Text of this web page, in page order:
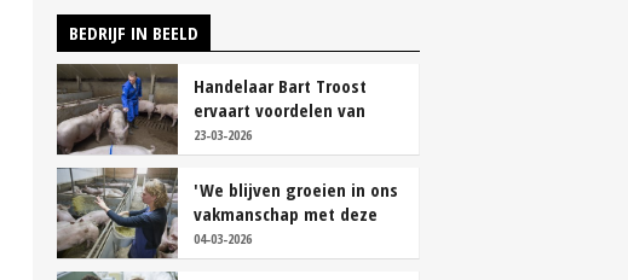
BEDRIJF IN BEELD
Handelaar Bart Troost
ervaart voordelen van
coöperatieve voerfusie
23-03-2026
'We blijven groeien in ons
vakmanschap met deze
teamaanpak'
04-03-2026